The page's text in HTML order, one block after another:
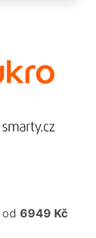
od 6949 Kč